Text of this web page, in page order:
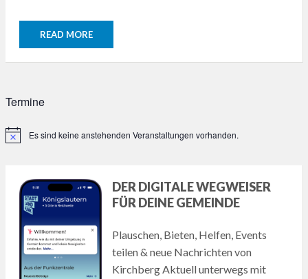
READ MORE
Termine
HinweisEs sind keine anstehenden Veranstaltungen vorhanden.
DER DIGITALE WEGWEISER
FÜR DEINE GEMEINDE
Plauschen, Bieten, Helfen, Events
teilen & neue Nachrichten von
Kirchberg Aktuell unterwegs mit